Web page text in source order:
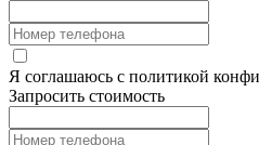
Я соглашаюсь с политикой
Запросить стоимость